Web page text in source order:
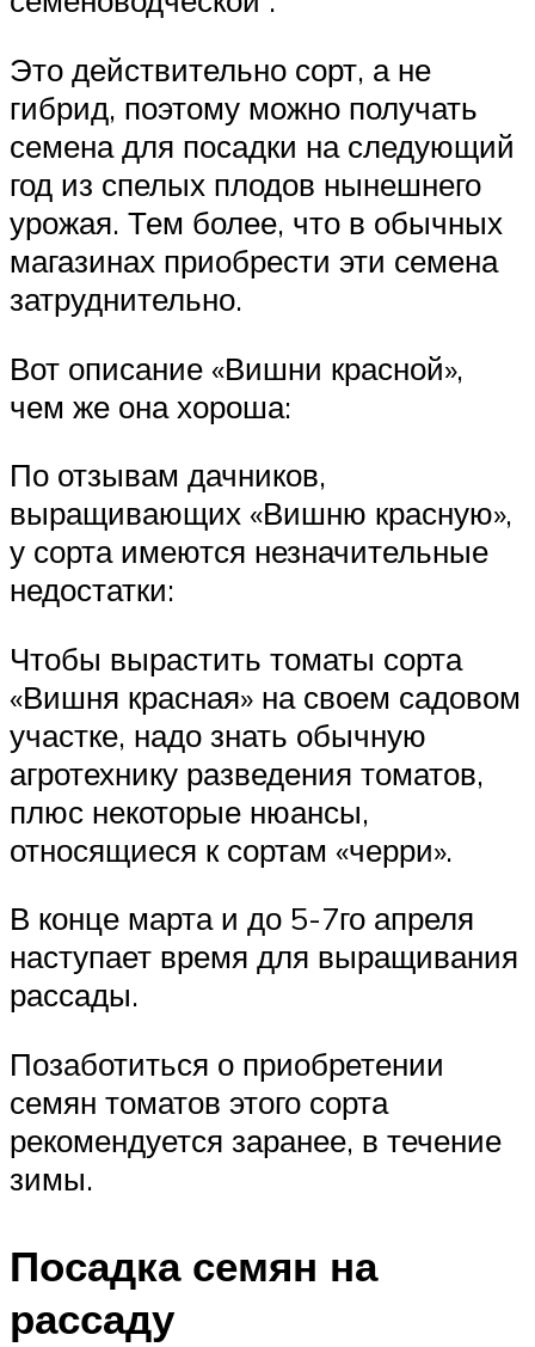
Это действительно сорт, а не
гибрид, поэтому можно получать
семена для посадки на следующий
год из спелых плодов нынешнего
урожая. Тем более, что в обычных
магазинах приобрести эти семена
затруднительно.
Вот описание «Вишни красной»,
чем же она хороша:
По отзывам дачников,
выращивающих «Вишню красную»,
у сорта имеются незначительные
недостатки:
Чтобы вырастить томаты сорта
«Вишня красная» на своем садовом
участке, надо знать обычную
агротехнику разведения томатов,
плюс некоторые нюансы,
относящиеся к сортам «черри».
В конце марта и до 5-7го апреля
наступает время для выращивания
рассады.
Позаботиться о приобретении
семян томатов этого сорта
рекомендуется заранее, в течение
зимы.
Посадка семян на
рассаду